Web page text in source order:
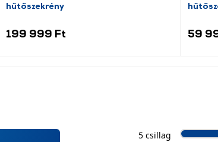
hűtőszekrény
199 999 Ft 59
5 csillag